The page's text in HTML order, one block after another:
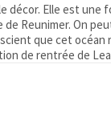
décor. Elle est
Reunimer. On
que cet
de rentrée de